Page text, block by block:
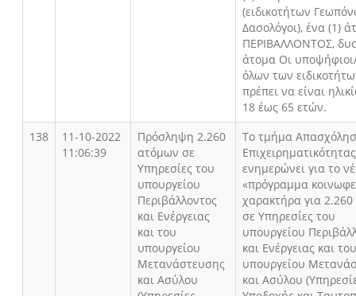
(ειδικοτήτων
Δασολόγοι), ένα (1)
ΠΕΡΙΒΑΛΛΟΝΤΟΣ,
άτομα Οι
όλων των
πρέπει να είναι
18 έως 65 ετών.
138
11-10-2022
11:06:39
Πρόσληψη 2.260
ατόμων σε
Υπηρεσίες του
υπουργείου
Περιβάλλοντος
και Ενέργειας
και του
υπουργείου
Μετανάστευσης
και Ασύλου
Το τμήμα
ενημερώνει για το
«πρόγραμμα
χαρακτήρα για
σε Υπηρεσίες του
υπουργείου
και Ενέργειας και
υπουργείου
και Ασύλου